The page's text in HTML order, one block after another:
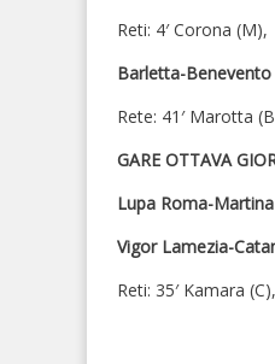
Reti: 4′ Corona
Barletta-Benevento
Rete: 41′ Marotta
GARE OTTAVA
Lupa Roma-
Vigor Lamezia-
Reti: 35′ Kamara